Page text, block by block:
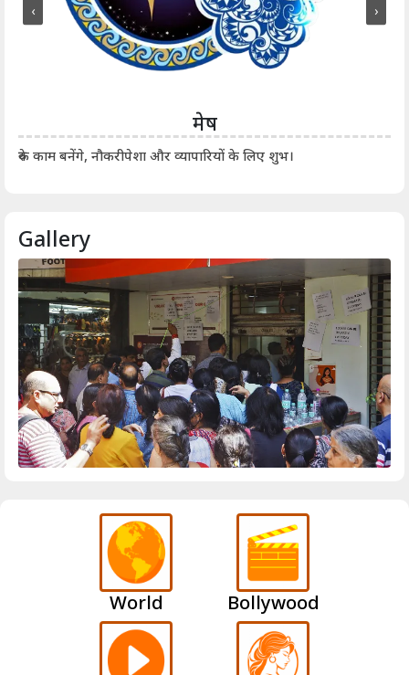
मेष
रुके काम बनेंगे, नौकरीपेशा और व्यापारियों के लिए शुभ।
‹ ›
Gallery
World Bollywood